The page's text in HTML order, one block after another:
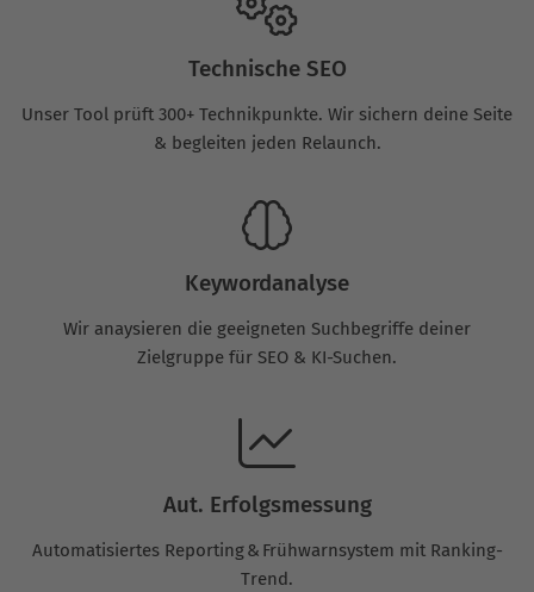
Technische SEO
Unser Tool prüft 300+ Technikpunkte. Wir sichern deine Seite
& begleiten jeden Relaunch.
Keywordanalyse
Wir anaysieren die geeigneten Suchbegriffe deiner
Zielgruppe für SEO & KI-Suchen.
Aut. Erfolgsmessung
Automatisiertes Reporting & Frühwarnsystem mit Ranking-
Trend.